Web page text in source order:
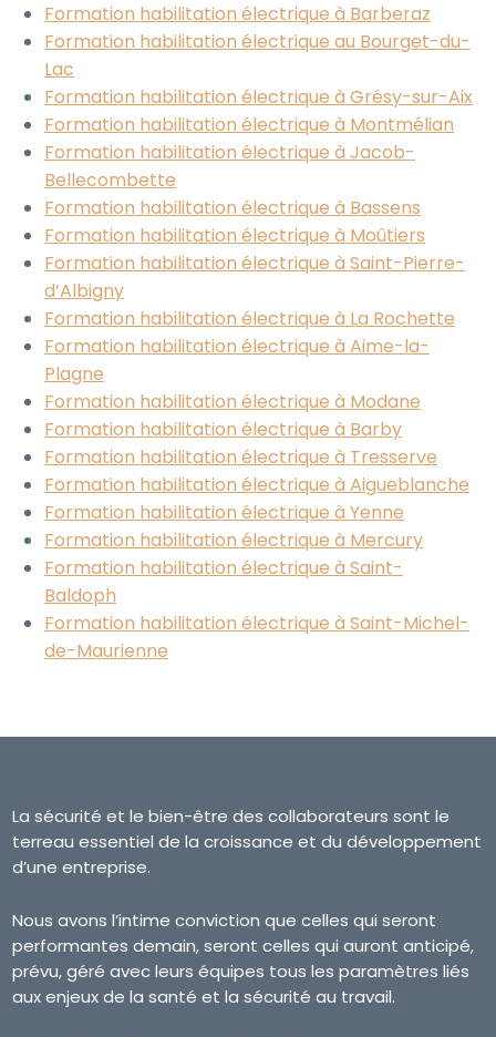
Formation habilitation électrique à Barberaz
Formation habilitation électrique au Bourget-du-
Lac
Formation habilitation électrique à Grésy-sur-Aix
Formation habilitation électrique à Montmélian
Formation habilitation électrique à Jacob-
Bellecombette
Formation habilitation électrique à Bassens
Formation habilitation électrique à Moûtiers
Formation habilitation électrique à Saint-Pierre-
d’Albigny
Formation habilitation électrique à La Rochette
Formation habilitation électrique à Aime-la-
Plagne
Formation habilitation électrique à Modane
Formation habilitation électrique à Barby
Formation habilitation électrique à Tresserve
Formation habilitation électrique à Aigueblanche
Formation habilitation électrique à Yenne
Formation habilitation électrique à Mercury
Formation habilitation électrique à Saint-
Baldoph
Formation habilitation électrique à Saint-Michel-
de-Maurienne
La sécurité et le bien-être des collaborateurs sont le
terreau essentiel de la croissance et du développement
d’une entreprise.
Nous avons l’intime conviction que celles qui seront
performantes demain, seront celles qui auront anticipé,
prévu, géré avec leurs équipes tous les paramètres liés
aux enjeux de la santé et la sécurité au travail.